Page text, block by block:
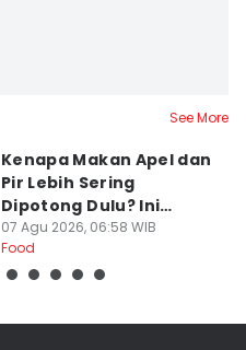
See More
Kenapa Makan Apel dan
Pir Lebih Sering
Dipotong Dulu? Ini
Alasannya
07 Agu 2026, 06:58 WIB
Food